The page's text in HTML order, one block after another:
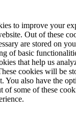
to improve your
Out of these
are stored on
of basic
that help us
cookies will be
You also have the
of some of these